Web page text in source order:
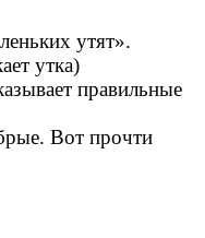
утят».
утка)
правильные
Вот прочти